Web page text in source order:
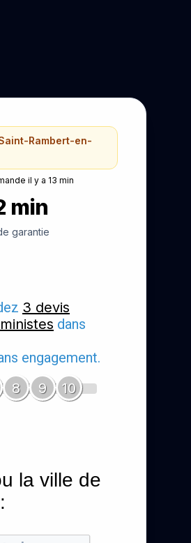
Rambert-en-
il y a 13 min
min
garantie
3 devis
dans
engagement.
8 9 10
la ville de